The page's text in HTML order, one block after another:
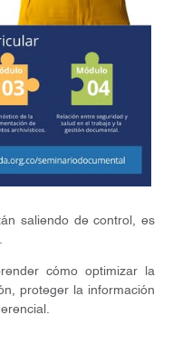
saliendo de control, es
cómo optimizar la
proteger la información